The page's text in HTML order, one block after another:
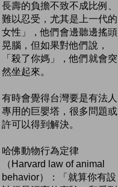
長壽的負擔不致不成比例、
難以忍受，尤其是上一代的
女性」，他們會邊聽邊搖頭
晃腦，但如果對他們說，
「殺了你媽」，他們就會突
然坐起來。
有時會覺得台灣要是有法人
專用的巨嬰塔，很多問題或
許可以得到解決。
哈佛動物行為定律
（Harvard law of animal
behavior）：「就算你有設